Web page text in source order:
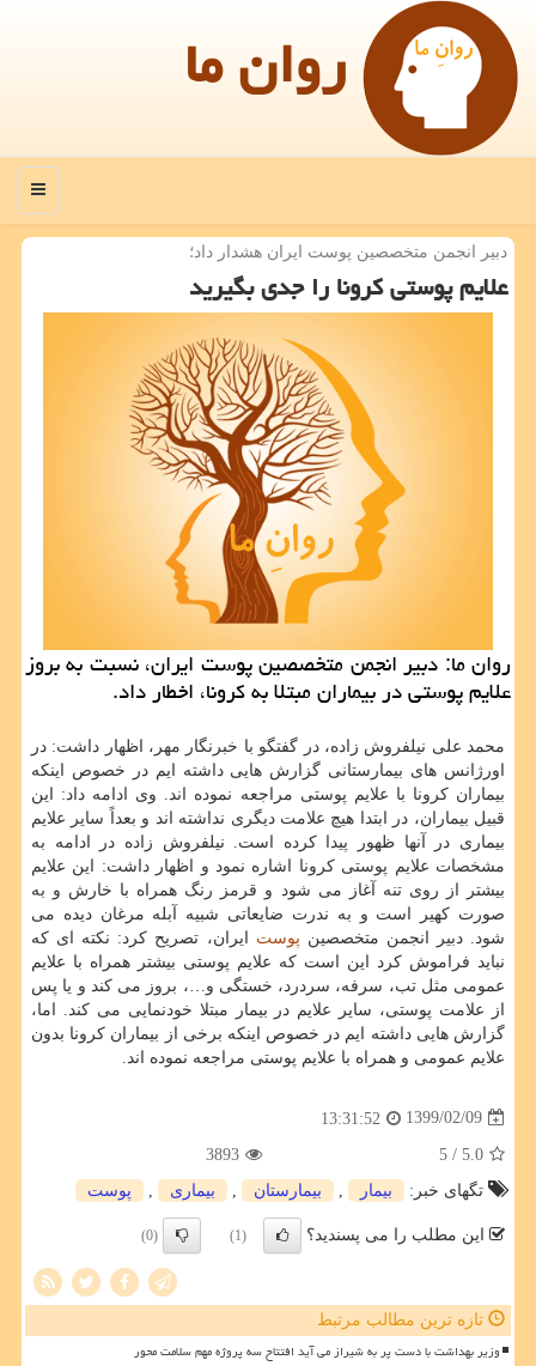
روان ما
منو
دبیر انجمن متخصصین پوست ایران هشدار داد؛
علایم پوستی كرونا را جدی بگیرید
روان ما: دبیر انجمن متخصصین پوست ایران، نسبت به بروز
علایم پوستی در بیماران مبتلا به كرونا، اخطار داد.
محمد علی نیلفروش زاده، در گفتگو با خبرنگار مهر، اظهار داشت: در
اورژانس های بیمارستانی گزارش هایی داشته ایم در خصوص اینکه
بیماران کرونا با علایم پوستی مراجعه نموده اند. وی ادامه داد: این
قبیل بیماران، در ابتدا هیچ علامت دیگری نداشته اند و بعداً سایر علایم
بیماری در آنها ظهور پیدا کرده است. نیلفروش زاده در ادامه به
مشخصات علایم پوستی کرونا اشاره نمود و اظهار داشت: این علایم
بیشتر از روی تنه آغاز می شود و قرمز رنگ همراه با خارش و به
صورت کهیر است و به ندرت ضایعاتی شبیه آبله مرغان دیده می
شود. دبیر انجمن متخصصین پوست ایران، تصریح کرد: نکته ای که
نباید فراموش کرد این است که علایم پوستی بیشتر همراه با علایم
عمومی مثل تب، سرفه، سردرد، خستگی و…، بروز می کند و یا پس
از علامت پوستی، سایر علایم در بیمار مبتلا خودنمایی می کند. اما،
گزارش هایی داشته ایم در خصوص اینکه برخی از بیماران کرونا بدون
علایم عمومی و همراه با علایم پوستی مراجعه نموده اند.
1399/02/09
13:31:52
5.0
/ 5
3893
تگهای خبر:
بیمار بیمارستان بیماری پوست
این مطلب را می پسندید؟ (1)
(0)
تازه ترین مطالب مرتبط
وزیر بهداشت با دست پر به شیراز می آید افتتاح سه پروژه مهم سلامت محور